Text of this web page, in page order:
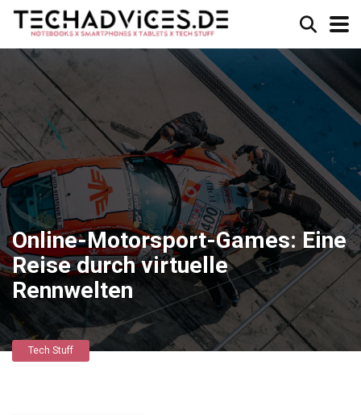
Online-Motorsport-Games: Eine
Reise durch virtuelle
Rennwelten
Tech Stuff